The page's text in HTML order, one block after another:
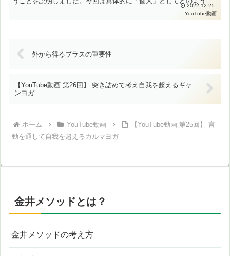
ことが出来るのか？どのような行動を取るべきなのかを解説いた
2022.12.25
YouTube動画
外から得るプラスの重要性
【YouTube動画 第26回】 突き詰めて考え自我を超えるギャ
ンヨガ
ホーム YouTube動画
【YouTube動画 第25回】 言
動を通して自我を超えるカルマヨガ
金井メソッドとは？
金井メソッドの考え方